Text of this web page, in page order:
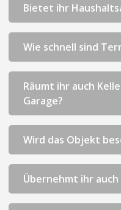
Bietet ihr
Wie schnell sind
Räumt ihr auch
Garage?
Wird das Objekt
Übernehmt ihr